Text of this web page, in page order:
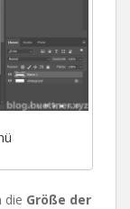
die Größe der